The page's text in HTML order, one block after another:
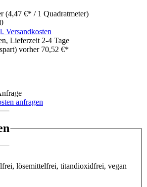
(4,47 €* / 1 Quadratmeter)
Versandkosten
Lieferzeit 2-4 Tage
vorher 70,52 €*
anfragen
, lösemittelfrei, titandioxidfrei, vegan